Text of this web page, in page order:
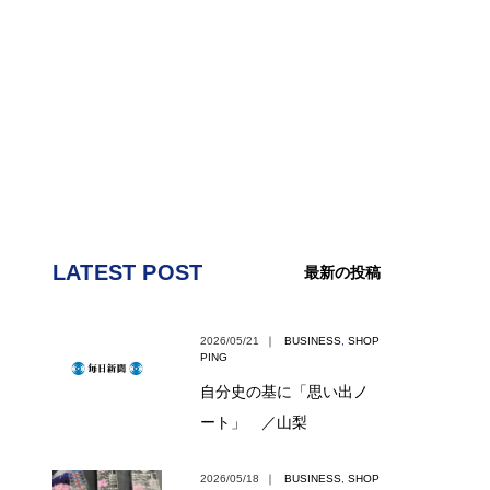
LATEST POST 最新の投稿
2026/05/21 ｜ BUSINESS SHOP
PING
自分史の基に「思い出ノ
ート」 ／山梨
2026/05/18 ｜ BUSINESS SHOP